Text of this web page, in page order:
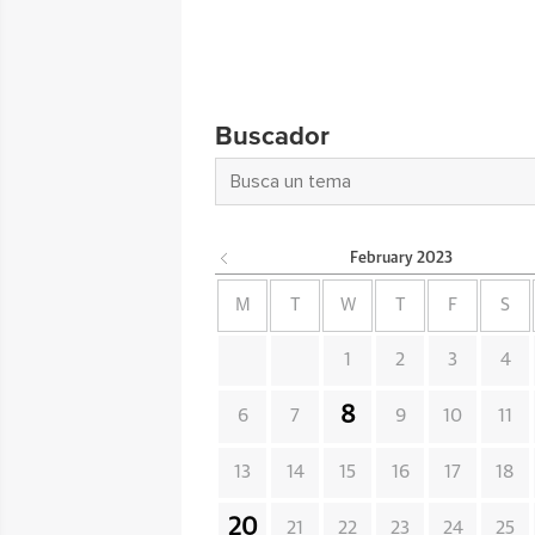
Buscador
February 2023
M W F S
1 2 3 4
6 7 8 9 10 11
13 14 15 16 17 18
20 21 22 23 24 25